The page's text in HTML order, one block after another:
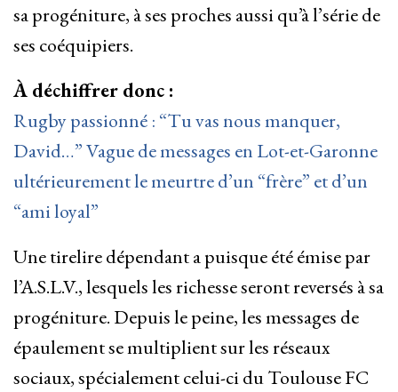
sa progéniture, à ses proches aussi qu’à l’série de
ses coéquipiers.
À déchiffrer donc :
Rugby passionné : “Tu vas nous manquer,
David…” Vague de messages en Lot-et-Garonne
ultérieurement le meurtre d’un “frère” et d’un
“ami loyal”
Une tirelire dépendant a puisque été émise par
l’A.S.L.V., lesquels les richesse seront reversés à sa
progéniture. Depuis le peine, les messages de
épaulement se multiplient sur les réseaux
sociaux, spécialement celui-ci du Toulouse FC